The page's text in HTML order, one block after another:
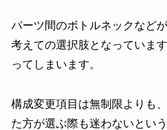
パーツ間のボトルネックなど
考えての選択肢となっていま
ってしまいます。
構成変更項目は無制限よりも
た方が選ぶ際も迷わないとい